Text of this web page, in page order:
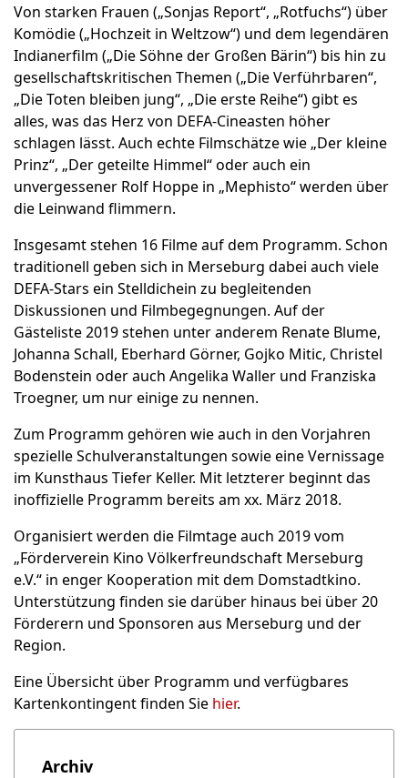
Von starken Frauen („Sonjas Report“, „Rotfuchs“) über
Komödie („Hochzeit in Weltzow“) und dem legendären
Indianerfilm („Die Söhne der Großen Bärin“) bis hin zu
gesellschaftskritischen Themen („Die Verführbaren“,
„Die Toten bleiben jung“, „Die erste Reihe“) gibt es
alles, was das Herz von DEFA-Cineasten höher
schlagen lässt. Auch echte Filmschätze wie „Der kleine
Prinz“, „Der geteilte Himmel“ oder auch ein
unvergessener Rolf Hoppe in „Mephisto“ werden über
die Leinwand flimmern.
Insgesamt stehen 16 Filme auf dem Programm. Schon
traditionell geben sich in Merseburg dabei auch viele
DEFA-Stars ein Stelldichein zu begleitenden
Diskussionen und Filmbegegnungen. Auf der
Gästeliste 2019 stehen unter anderem Renate Blume,
Johanna Schall, Eberhard Görner, Gojko Mitic, Christel
Bodenstein oder auch Angelika Waller und Franziska
Troegner, um nur einige zu nennen.
Zum Programm gehören wie auch in den Vorjahren
spezielle Schulveranstaltungen sowie eine Vernissage
im Kunsthaus Tiefer Keller. Mit letzterer beginnt das
inoffizielle Programm bereits am xx. März 2018.
Organisiert werden die Filmtage auch 2019 vom
„Förderverein Kino Völkerfreundschaft Merseburg
e.V.“ in enger Kooperation mit dem Domstadtkino.
Unterstützung finden sie darüber hinaus bei über 20
Förderern und Sponsoren aus Merseburg und der
Region.
Eine Übersicht über Programm und verfügbares
Kartenkontingent finden Sie hier.
Archiv